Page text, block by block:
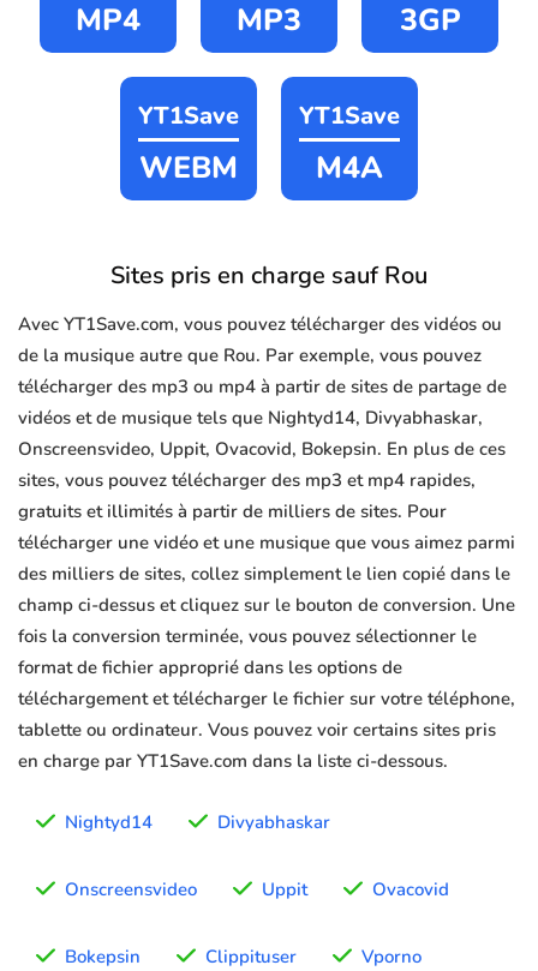
MP4 MP3 3GP
YT1Save
WEBM
YT1Save
M4A
Sites pris en charge sauf Rou
Avec YT1Save.com, vous pouvez télécharger des vidéos ou
de la musique autre que Rou. Par exemple, vous pouvez
télécharger des mp3 ou mp4 à partir de sites de partage de
vidéos et de musique tels que Nightyd14, Divyabhaskar,
Onscreensvideo, Uppit, Ovacovid, Bokepsin. En plus de ces
sites, vous pouvez télécharger des mp3 et mp4 rapides,
gratuits et illimités à partir de milliers de sites. Pour
télécharger une vidéo et une musique que vous aimez parmi
des milliers de sites, collez simplement le lien copié dans le
champ ci-dessus et cliquez sur le bouton de conversion. Une
fois la conversion terminée, vous pouvez sélectionner le
format de fichier approprié dans les options de
téléchargement et télécharger le fichier sur votre téléphone,
tablette ou ordinateur. Vous pouvez voir certains sites pris
en charge par YT1Save.com dans la liste ci-dessous.
Nightyd14 Divyabhaskar
Onscreensvideo Uppit Ovacovid
Bokepsin Clippituser Vporno